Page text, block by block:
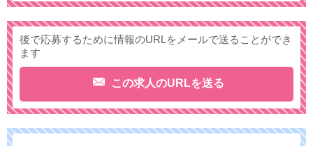
後で応募するために情報のURLをメールで送ることができ
ます
この求人のURLを送る